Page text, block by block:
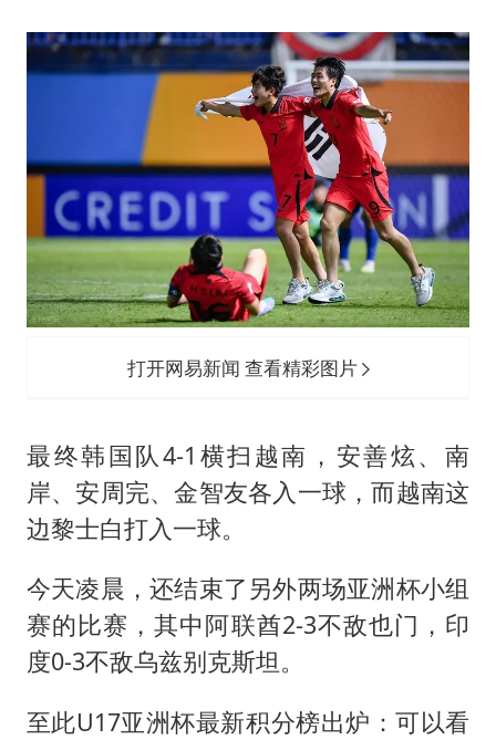
打开网易新闻 查看精彩图片
最终韩国队4-1横扫越南，安善炫、南
岸、安周完、金智友各入一球，而越南这
边黎士白打入一球。
今天凌晨，还结束了另外两场亚洲杯小组
赛的比赛，其中阿联酋2-3不敌也门，印
度0-3不敌乌兹别克斯坦。
至此U17亚洲杯最新积分榜出炉：可以看